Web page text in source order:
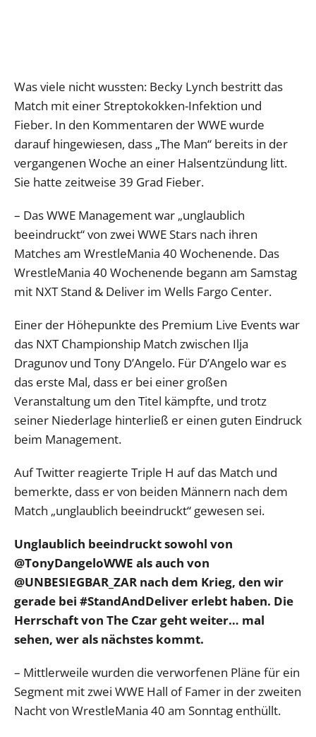
Was viele nicht wussten: Becky Lynch bestritt das
Match mit einer Streptokokken-Infektion und
Fieber. In den Kommentaren der WWE wurde
darauf hingewiesen, dass „The Man“ bereits in der
vergangenen Woche an einer Halsentzündung litt.
Sie hatte zeitweise 39 Grad Fieber.
– Das WWE Management war „unglaublich
beeindruckt“ von zwei WWE Stars nach ihren
Matches am WrestleMania 40 Wochenende. Das
WrestleMania 40 Wochenende begann am Samstag
mit NXT Stand & Deliver im Wells Fargo Center.
Einer der Höhepunkte des Premium Live Events war
das NXT Championship Match zwischen Ilja
Dragunov und Tony D’Angelo. Für D’Angelo war es
das erste Mal, dass er bei einer großen
Veranstaltung um den Titel kämpfte, und trotz
seiner Niederlage hinterließ er einen guten Eindruck
beim Management.
Auf Twitter reagierte Triple H auf das Match und
bemerkte, dass er von beiden Männern nach dem
Match „unglaublich beeindruckt“ gewesen sei.
Unglaublich beeindruckt sowohl von
@TonyDangeloWWE als auch von
@UNBESIEGBAR_ZAR nach dem Krieg, den wir
gerade bei #StandAndDeliver erlebt haben. Die
Herrschaft von The Czar geht weiter… mal
sehen, wer als nächstes kommt.
– Mittlerweile wurden die verworfenen Pläne für ein
Segment mit zwei WWE Hall of Famer in der zweiten
Nacht von WrestleMania 40 am Sonntag enthüllt.